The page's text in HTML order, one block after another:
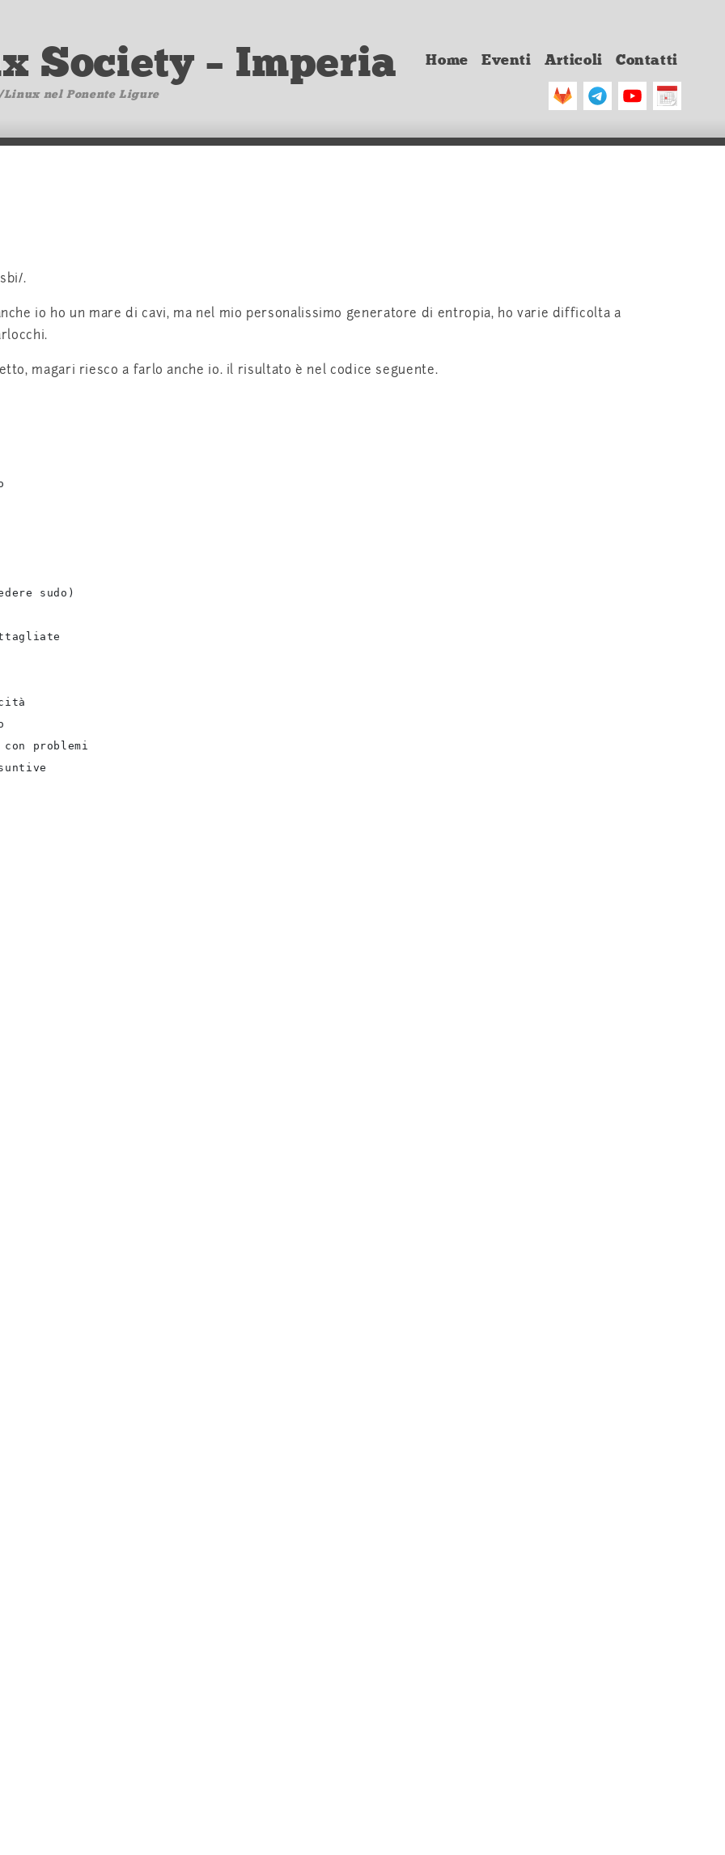
Society – Imperia
Linux nel Ponente Ligure
Home Eventi Articoli Contatti
.
io ho un mare di cavi, ma nel mio personalissimo generatore di entropia, ho varie difficolta a
magari riesco a farlo anche io. il risultato è nel codice seguente.
sudo)
problemi